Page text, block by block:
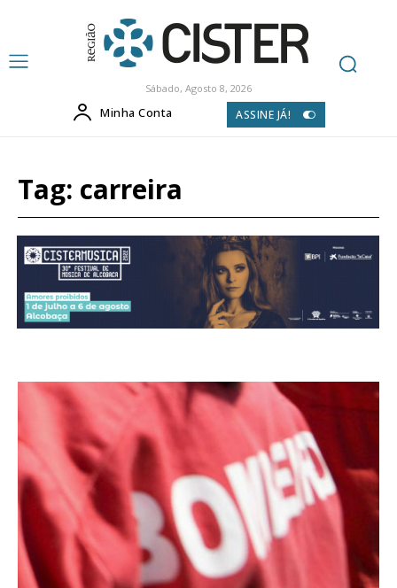
Sábado, Agosto 8, 2026
Minha Conta ASSINE JÁ!
Tag: carreira